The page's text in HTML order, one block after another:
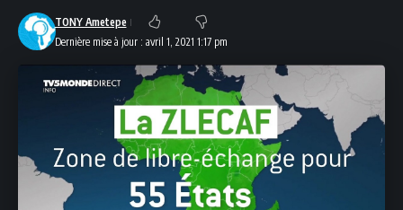
Dernière mise à jour : avril 1, 2021 1:17 pm
TONY Ametepe